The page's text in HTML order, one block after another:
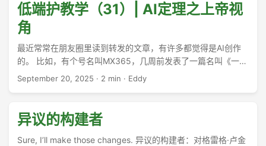
低端护教学（31）| AI定理之上帝视
角
最近常常在朋友圈里读到转发的文章，有许多都觉得是AI创作
的。 比如，有个号名叫MX365，几周前发表了一篇名叫《一个
姊妹在J-H中做直销的经历》。我得承认，这样的事情在许多教
September 20, 2025 · 2 min · Eddy
异议的构建者
Sure, I’ll make those changes. 异议的构建者：对格雷格·卢金